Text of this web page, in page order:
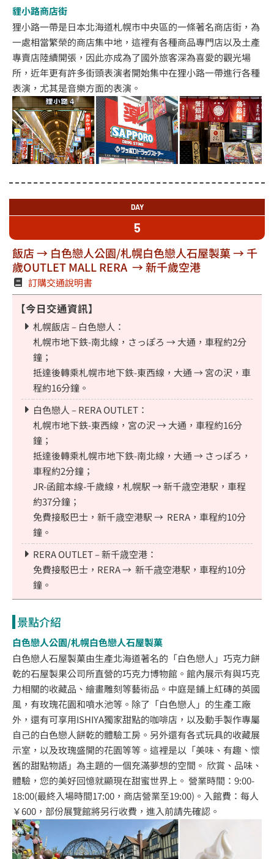
貍小路商店街
狸小路一帶是日本北海道札幌市中央區的一條著名商店街，為
一處相當繁榮的商店集中地，這裡有各種商品專門店以及土產
專賣店陸續開張，因此亦成為了國外旅客深為喜愛的觀光場
所，近年更有許多街頭表演者開始集中在狸小路一帶進行各種
表演，尤其是音樂方面的表演。
DAY
5
飯店 → 白色戀人公園/札幌白色戀人石屋製菓 → 千
歲OUTLET MALL RERA → 新千歲空港
訂購交通說明書
【今日交通資訊】
札幌飯店 – 白色戀人：
札幌市地下鉄-南北線，さっぽろ → 大通，車程約2分
鐘；
抵達後轉乘札幌市地下鉄-東西線，大通 → 宮の沢，車
程約16分鐘。
白色戀人 – RERA OUTLET：
札幌市地下鉄-東西線，宮の沢 → 大通，車程約16分
鐘；
抵達後轉乘札幌市地下鉄-南北線，大通 → さっぽろ，
車程約2分鐘；
JR-函館本線-千歲線，札幌駅 → 新千歳空港駅，車程
約37分鐘；
免費接駁巴士，新千歳空港駅 → RERA，車程約10分
鐘。
RERA OUTLET – 新千歳空港：
免費接駁巴士，RERA → 新千歳空港駅，車程約10分
鐘。
景點介紹
白色戀人公園/札幌白色戀人石屋製菓
白色戀人石屋製菓由生產北海道著名的「白色戀人」巧克力餅
乾的石屋製果公司所直營的巧克力博物館。館內展示有與巧克
力相關的收藏品、繪畫雕刻等藝術品。中庭是鋪上紅磚的英國
風，有玫瑰花園和噴水池等。除了「白色戀人」的生產工廠
外，還有可享用ISHIYA獨家甜點的咖啡店，以及動手製作專屬
自己的白色戀人餅乾的體驗工房。另外還有各式玩具的收藏展
示室，以及玫瑰盛開的花園等等。這裡是以「美味、有趣、懷
舊的甜點物語」為主題的一個充滿夢想的空間。 欣賞、品味、
體驗，您的美好回憶就顯現在甜蜜世界上。 營業時間：9:00-
18:00(最終入場時間17:00，商店營業至19:00)。入館費：每人
￥600，部份展覽館將另行收費，進入前請先確認。